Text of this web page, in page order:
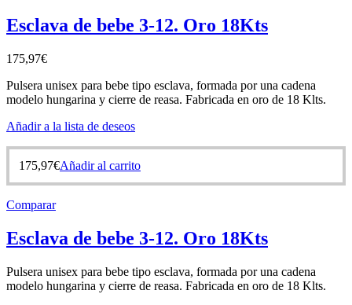
Esclava de bebe 3-12. Oro 18Kts
175,97€
Pulsera unisex para bebe tipo esclava, formada por una cadena
modelo hungarina y cierre de reasa. Fabricada en oro de 18 Klts.
Añadir a la lista de deseos
175,97€Añadir al carrito
Comparar
Esclava de bebe 3-12. Oro 18Kts
Pulsera unisex para bebe tipo esclava, formada por una cadena
modelo hungarina y cierre de reasa. Fabricada en oro de 18 Klts.